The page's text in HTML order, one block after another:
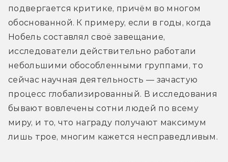
подвергается критике, причём во многом
обоснованной. К примеру, если в годы, когда
Нобель составлял своё завещание,
исследователи действительно работали
небольшими обособленными группами, то
сейчас научная деятельность — зачастую
процесс глобализированный. В исследования
бывают вовлечены сотни людей по всему
миру, и то, что награду получают максимум
лишь трое, многим кажется несправедливым.